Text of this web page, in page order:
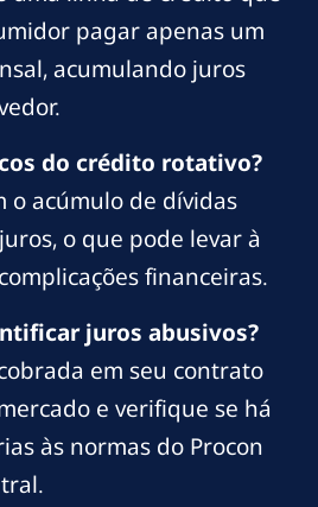
pagar apenas um
acumulando juros
do crédito rotativo?
o acúmulo de dívidas
o que pode levar à
financeiras.
juros abusivos?
em seu contrato
e verifique se há
às normas do Procon